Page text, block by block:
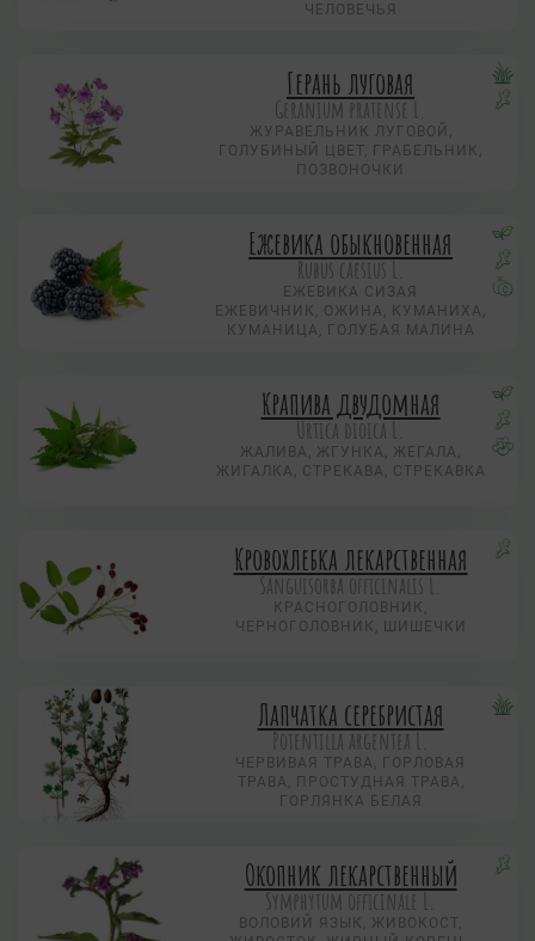
ЧЕЛОВЕЧЬЯ
Герань луговая
Geranium pratense L.
ЖУРАВЕЛЬНИК ЛУГОВОЙ,
ГОЛУБИНЫЙ ЦВЕТ, ГРАБЕЛЬНИК,
ПОЗВОНОЧКИ
Ежевика обыкновенная
Rubus caesius L.
ЕЖЕВИКА СИЗАЯ
ЕЖЕВИЧНИК, ОЖИНА, КУМАНИХА,
КУМАНИЦА, ГОЛУБАЯ МАЛИНА
Крапива двудомная
Urtica dioica L.
ЖАЛИВА, ЖГУНКА, ЖЕГАЛА,
ЖИГАЛКА, СТРЕКАВА, СТРЕКАВКА
Кровохлебка лекарственная
Sanguisorba officinalis L.
КРАСНОГОЛОВНИК,
ЧЕРНОГОЛОВНИК, ШИШЕЧКИ
Лапчатка серебристая
Potentilla argentea L.
ЧЕРВИВАЯ ТРАВА, ГОРЛОВАЯ
ТРАВА, ПРОСТУДНАЯ ТРАВА,
ГОРЛЯНКА БЕЛАЯ
Окопник лекарственный
Symphytum officinale L.
ВОЛОВИЙ ЯЗЫК, ЖИВОКОСТ,